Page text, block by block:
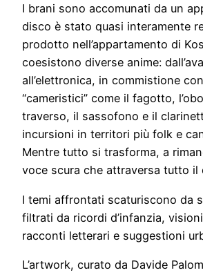
I brani sono accomunati da un
disco è stato quasi interamente
prodotto nell’appartamento di
coesistono diverse anime:
all’elettronica, in commistione
“cameristici” come il fagotto,
traverso, il sassofono e il
incursioni in territori più folk e
Mentre tutto si trasforma, a
voce scura che attraversa tutto il
I temi affrontati scaturiscono da
filtrati da ricordi d’infanzia,
racconti letterari e suggestioni
L’artwork, curato da Davide